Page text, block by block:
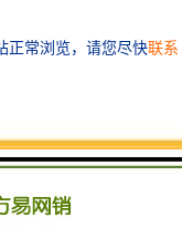
间超时与警告、转移